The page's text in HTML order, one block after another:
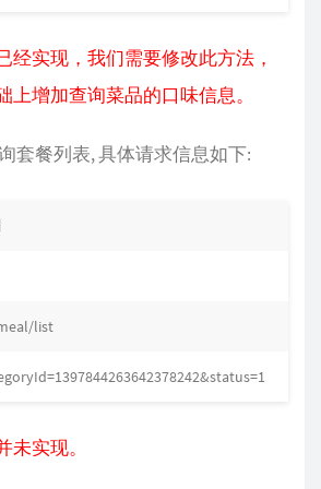
经实现，我们需要修改此方法，
上增加查询菜品的口味信息。
套餐列表, 具体请求信息如下:
list
实现。